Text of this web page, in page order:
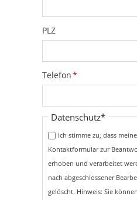
PLZ
Pflichtfeld
Telefon*
Pflichtfeld
Datenschutz*
Ich stimme zu, dass
Kontaktformular zur
erhoben und verarbeitet
nach abgeschlossener
gelöscht. Hinweis: Sie